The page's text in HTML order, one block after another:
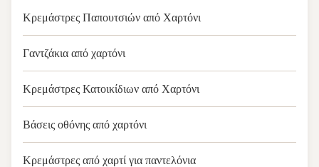
Κρεμάστρες Παπουτσιών από Χαρτόνι
Γαντζάκια από χαρτόνι
Κρεμάστρες Κατοικίδιων από Χαρτόνι
Βάσεις οθόνης από χαρτόνι
Κρεμάστρες από χαρτί για παντελόνια